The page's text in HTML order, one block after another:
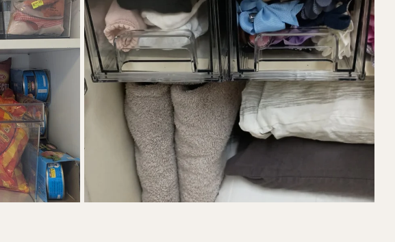
מגירות אקריליות
קנה עכשיו